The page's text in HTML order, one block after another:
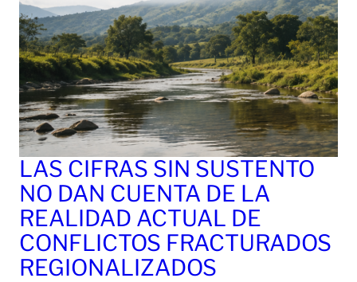
LAS CIFRAS SIN SUSTENTO
NO DAN CUENTA DE LA
REALIDAD ACTUAL DE
CONFLICTOS FRACTURADOS
REGIONALIZADOS